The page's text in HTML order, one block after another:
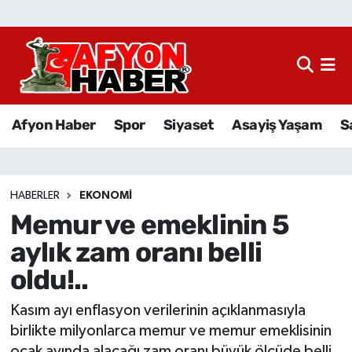
Afyon Haber Spor Siyaset Asayiş Yaşam
HABERLER EKONOMI
Memur ve emeklinin 5
aylık zam oranı belli
oldu!..
Kasım ayı enflasyon verilerinin açıklanmasıyla
birlikte milyonlarca memur ve memur emeklisinin
Afyon Haber
Sağlık
Eğitim
Ekonomi